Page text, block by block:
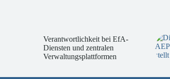
Verantwortlichkeit bei EfA-
Diensten und zentralen
Verwaltungsplattformen